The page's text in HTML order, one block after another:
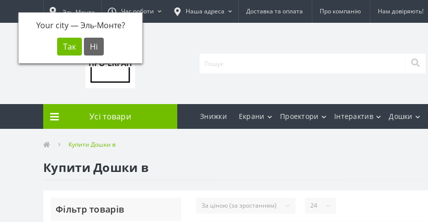
Эль-Монте
Your city —Эль-Монте?
Час роботи Наша адреса Доставка та оплата Про компанію Нам довіряють!
Усі товари Знижки Екрани Проектори Інтерактив Дошки
Купити Дошки в
Купити Дошки в
Фільтр товарів